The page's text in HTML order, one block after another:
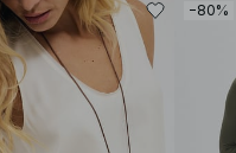
−80%